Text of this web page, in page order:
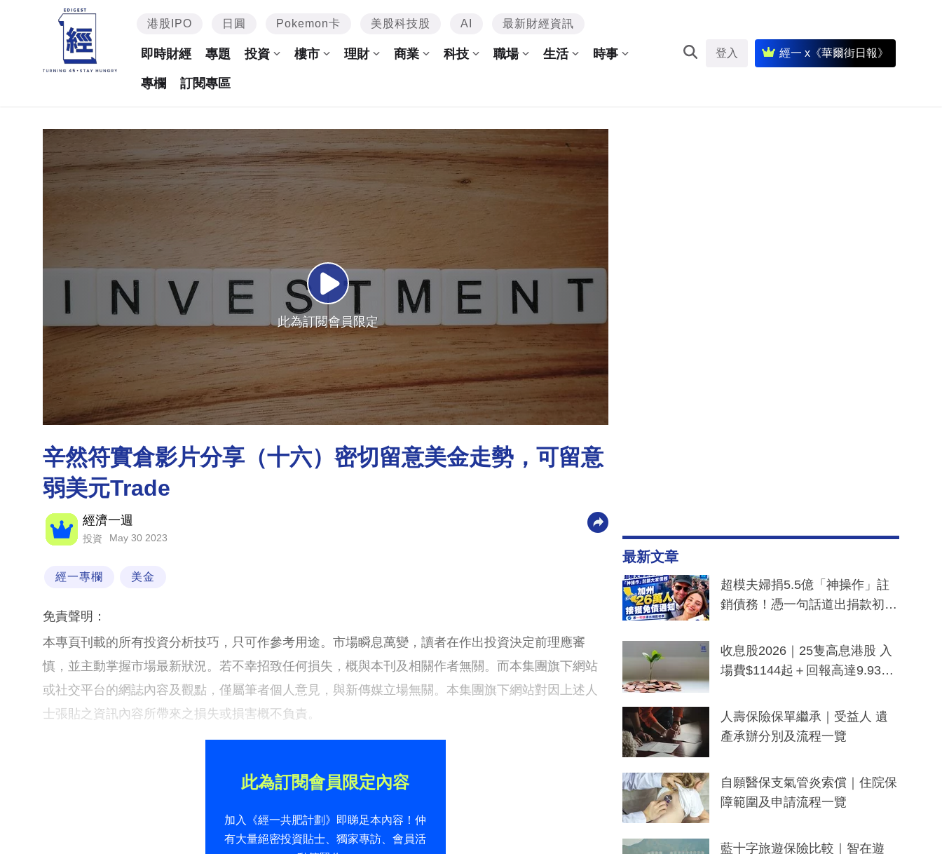
港股IPO 日圓 Pokemon卡 美股科技股 AI 最新財經資訊
即時財經 專題 投資 樓市 理財 商業 科技 職場 生活 時事
專欄 訂閱專區
登入 經一 x《華爾街日報》
此為訂閲會員限定
辛然符實倉影片分享（十六）密切留意美金走勢，可留意
弱美元Trade
經濟一週
投資 May 30 2023
經一專欄 美金
免責聲明：
本專頁刊載的所有投資分析技巧，只可作參考用途。市場瞬息萬變，讀者在作出投資決定前理應審
慎，並主動掌握市場最新狀況。若不幸招致任何損失，概與本刊及相關作者無關。而本集團旗下網站
或社交平台的網誌內容及觀點，僅屬筆者個人意見，與新傳媒立場無關。本集團旗下網站對因上述人
士張貼之資訊內容所帶來之損失或損害概不負責。
此為訂閱會員限定內容
加入《經一共肥計劃》即睇足本內容！仲
有大量絕密投資貼士、獨家專訪、會員活
最新文章
超模夫婦捐5.5億「神操作」註
銷債務！憑一句話道出捐款初
一度被誤當詐騙手段
收息股2026｜25隻高息港股 入
場費$1144起＋回報高達9.93
人壽保險保單繼承｜受益人 遺
產承辦分別及流程一覽
自願醫保支氣管炎索償｜住院保
障範圍及申請流程一覽
藍十字旅遊保險比較｜智在遊